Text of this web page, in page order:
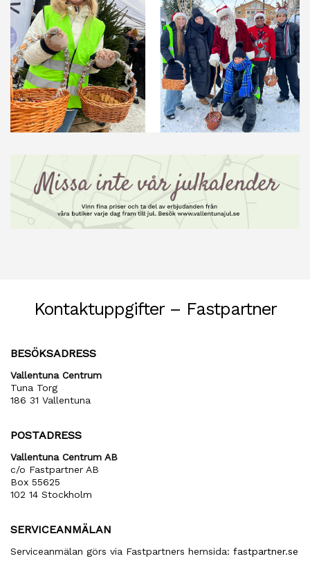
Kontaktuppgifter – Fastpartner
BESÖKSADRESS
Vallentuna Centrum
Tuna Torg
186 31 Vallentuna
POSTADRESS
Vallentuna Centrum AB
c/o Fastpartner AB
Box 55625
102 14 Stockholm
SERVICEANMÄLAN
Serviceanmälan görs via Fastpartners hemsida: fastpartner.se